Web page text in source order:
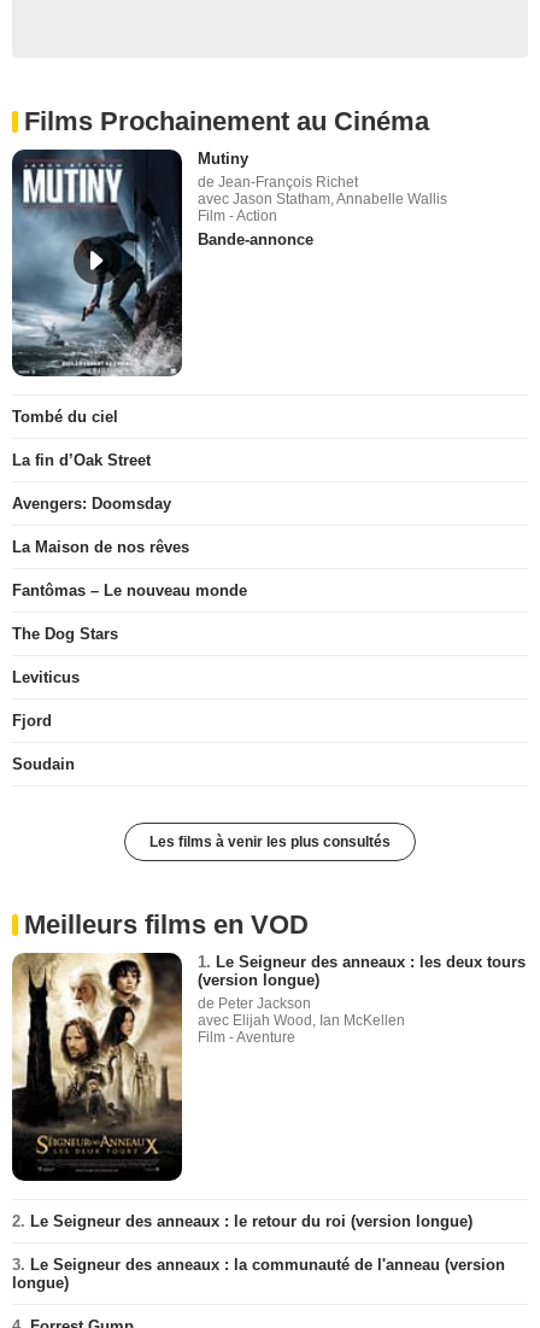
Films Prochainement au Cinéma
Mutiny
de Jean-François Richet
avec Jason Statham, Annabelle Wallis
Film - Action
Bande-annonce
Tombé du ciel
La fin d’Oak Street
Avengers: Doomsday
La Maison de nos rêves
Fantômas – Le nouveau monde
The Dog Stars
Leviticus
Fjord
Soudain
Les films à venir les plus consultés
Meilleurs films en VOD
1. Le Seigneur des anneaux : les deux tours
(version longue)
de Peter Jackson
avec Elijah Wood, Ian McKellen
Film - Aventure
2. Le Seigneur des anneaux : le retour du roi (version longue)
3. Le Seigneur des anneaux : la communauté de l'anneau (version
longue)